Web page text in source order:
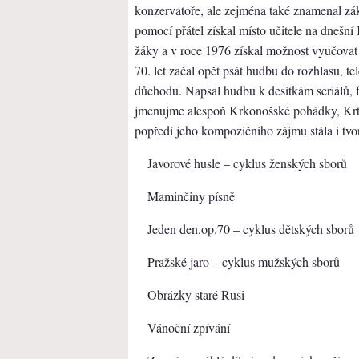
konzervatoře, ale zejména také znamenal
pomocí přátel získal místo učitele na
žáky a v roce 1976 získal možnost
70. let začal opět psát hudbu do rozhlasu,
důchodu. Napsal hudbu k desítkám
jmenujme alespoň Krkonošské pohádky,
popředí jeho kompozičního zájmu stála i
Javorové husle – cyklus ženských sborů
Maminčiny písně
Jeden den.op.70 – cyklus dětských sborů
Pražské jaro – cyklus mužských sborů
Obrázky staré Rusi
Vánoční zpívání